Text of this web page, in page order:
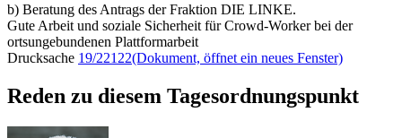
b) Beratung des Antrags der Fraktion DIE LINKE.
Gute Arbeit und soziale Sicherheit für Crowd-Worker bei der
ortsungebundenen Plattformarbeit
Drucksache 19/22122(Dokument, öffnet ein neues Fenster)
Reden zu diesem Tagesordnungspunkt